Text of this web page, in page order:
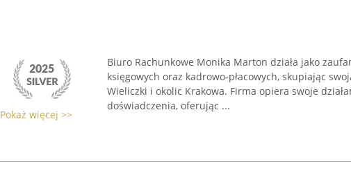
Pokaż więcej >>
Biuro Rachunkowe Monika Marton działa jako
księgowych oraz kadrowo-płacowych, skupiając
Wieliczki i okolic Krakowa. Firma opiera swoje
doświadczenia, oferując ...